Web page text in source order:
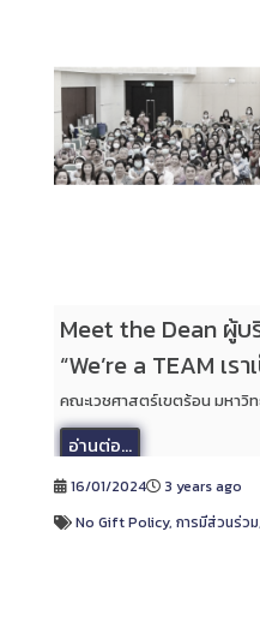
Meet the Dean ผู้บ
“We’re a TEAM เร
คณะเวชศาสตร์เขตร้อน มหาวิ
อ่านต่อ...
16/01/2024
3 years ago
No Gift Policy, การมีส่วนร่วม,